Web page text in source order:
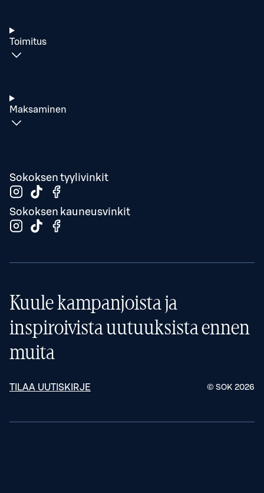
Toimitus
Maksaminen
Sokoksen tyylivinkit
Sokoksen kauneusvinkit
Kuule kampanjoista ja
inspiroivista uutuuksista ennen
muita
TILAA UUTISKIRJE © SOK 2026